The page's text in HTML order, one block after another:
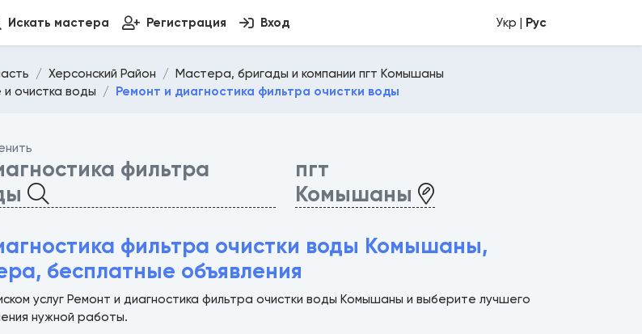
Искать мастера Регистрация Вход Укр | Рус
Херсонский Район
Мастера, бригады и компании пгт Комышаны
очистка воды Ремонт и диагностика фильтра очистки воды
фильтра
пгт
Комышаны
фильтра очистки воды Комышаны,
бесплатные объявления
услуг Ремонт и диагностика фильтра очистки воды Комышаны и выберите лучшего
нужной работы.